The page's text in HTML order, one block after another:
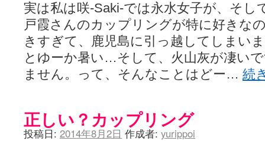
実は私は咲-Saki-では永水女子が、そし
戸霞さんのカップリングが特に好きな
きすぎて、鹿児島に引っ越してしまい
とゆーか暑い…そして、火山灰が凄い
ません。って、そんなことはどー… 続
正しい？カップリング
投稿日: 2014年8月2日 作成者: yurippoi